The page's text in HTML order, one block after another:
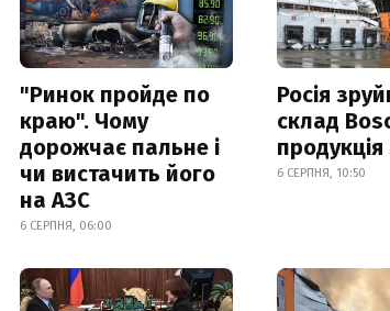
"Ринок пройде по
краю". Чому
дорожчає пальне і
чи вистачить його
на АЗС
6 СЕРПНЯ, 06:00
Росія
склад
6 СЕРПНЯ, 10:50